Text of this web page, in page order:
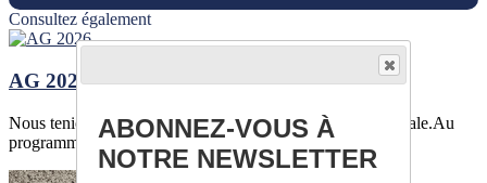
Consultez également
AG 2026
Nous tenions ce vendredi 20 février notre assemblée générale.Au
programme, présentation de...
ABONNEZ-VOUS À
NOTRE NEWSLETTER